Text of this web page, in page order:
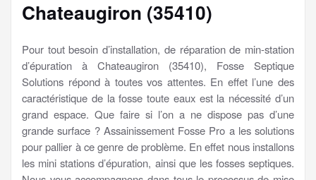
Chateaugiron (35410)
Pour tout besoin d’installation, de réparation de min-station
d’épuration à Chateaugiron (35410), Fosse Septique
Solutions répond à toutes vos attentes. En effet l’une des
caractéristique de la fosse toute eaux est la nécessité d’un
grand espace. Que faire si l’on a ne dispose pas d’une
grande surface ? Assainissement Fosse Pro a les solutions
pour pallier à ce genre de problème. En effet nous installons
les mini stations d’épuration, ainsi que les fosses septiques.